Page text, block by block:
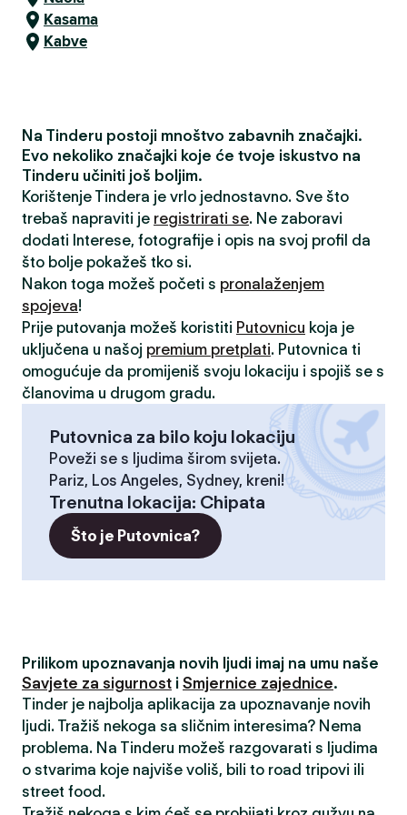
Kasama
Kabve
Na Tinderu postoji mnoštvo zabavnih značajki.
Evo nekoliko značajki koje će tvoje iskustvo na
Tinderu učiniti još boljim.
Korištenje Tindera je vrlo jednostavno. Sve što
trebaš napraviti je registrirati se. Ne zaboravi
dodati Interese, fotografije i opis na svoj profil da
što bolje pokažeš tko si.
Nakon toga možeš početi s pronalaženjem
spojeva!
Prije putovanja možeš koristiti Putovnicu koja je
uključena u našoj premium pretplati. Putovnica ti
omogućuje da promijeniš svoju lokaciju i spojiš se s
članovima u drugom gradu.
Putovnica za bilo koju lokaciju
Poveži se s ljudima širom svijeta.
Pariz, Los Angeles, Sydney, kreni!
Trenutna lokacija: Chipata
Što je Putovnica?
Prilikom upoznavanja novih ljudi imaj na umu naše
Savjete za sigurnost i Smjernice zajednice.
Tinder je najbolja aplikacija za upoznavanje novih
ljudi. Tražiš nekoga sa sličnim interesima? Nema
problema. Na Tinderu možeš razgovarati s ljudima
o stvarima koje najviše voliš, bili to road tripovi ili
street food.